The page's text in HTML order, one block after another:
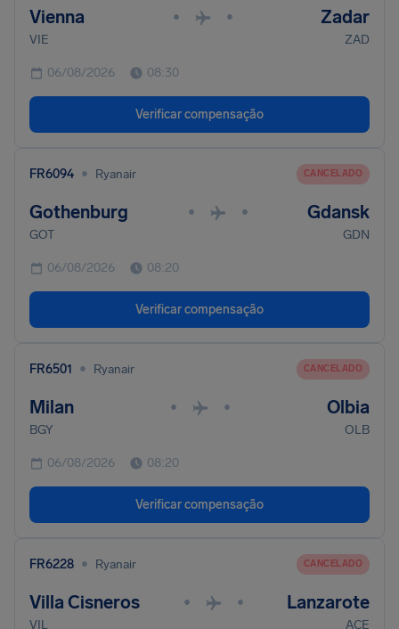
Vienna • • Zadar
VIE ZAD
06/08/2026 08:30
Verificar compensação
FR6094 • Ryanair CANCELADO
Gothenburg • • Gdansk
GOT GDN
06/08/2026 08:20
Verificar compensação
FR6501 • Ryanair CANCELADO
Milan • • Olbia
BGY OLB
06/08/2026 08:20
Verificar compensação
FR6228 • Ryanair CANCELADO
Villa Cisneros • • Lanzarote
VIL ACE